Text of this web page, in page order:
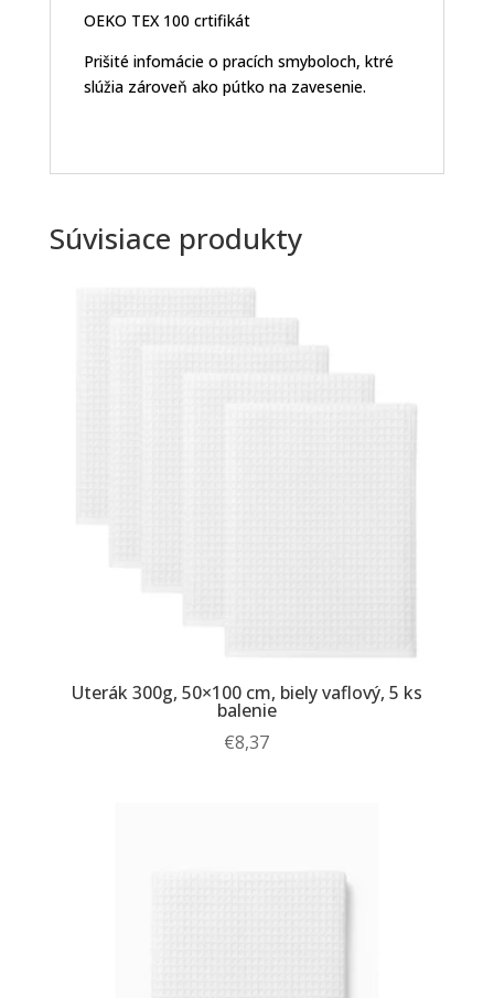
OEKO TEX 100 crtifikát
Prišité infomácie o pracích smyboloch, ktré
slúžia zároveň ako pútko na zavesenie.
Súvisiace produkty
Uterák 300g, 50×100 cm, biely vaflový, 5 ks
balenie
€8,37